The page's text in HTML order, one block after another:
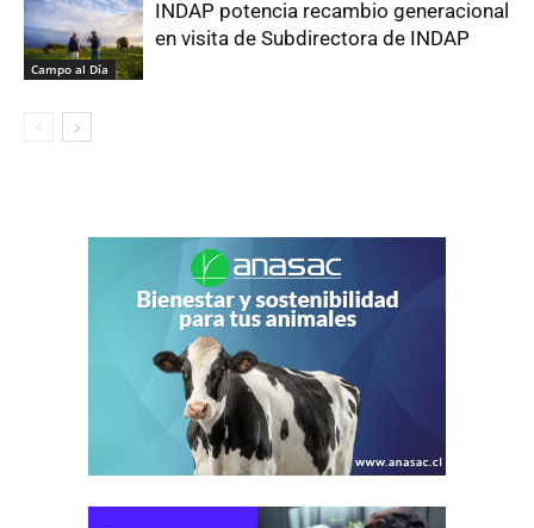
Campo al Día
INDAP potencia recambio generacional
en visita de Subdirectora de INDAP